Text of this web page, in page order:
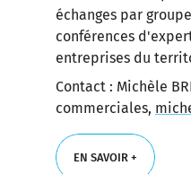
échanges par
conférences
entreprises du
Contact : Michèle
commerciales,
EN SAVOIR +